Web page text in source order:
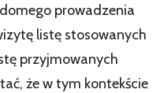
prowadzenia
listę stosowanych
przyjmowanych
że w tym kontekście